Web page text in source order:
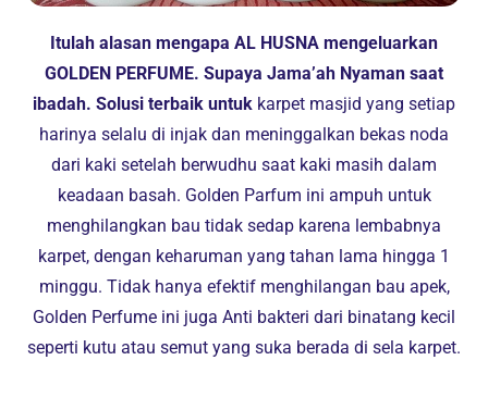
Itulah alasan mengapa AL HUSNA mengeluarkan
GOLDEN PERFUME. Supaya Jama’ah Nyaman saat
ibadah. Solusi terbaik untuk karpet masjid yang setiap
harinya selalu di injak dan meninggalkan bekas noda
dari kaki setelah berwudhu saat kaki masih dalam
keadaan basah. Golden Parfum ini ampuh untuk
menghilangkan bau tidak sedap karena lembabnya
karpet, dengan keharuman yang tahan lama hingga 1
minggu. Tidak hanya efektif menghilangan bau apek,
Golden Perfume ini juga Anti bakteri dari binatang kecil
seperti kutu atau semut yang suka berada di sela karpet.